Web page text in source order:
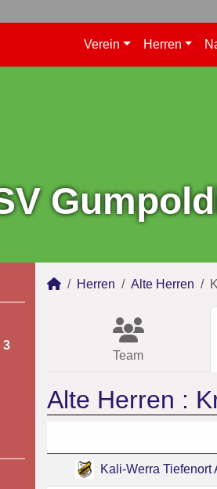
Verein Herren
3
Herren Alte Herren
Team
Alte Herren :
Kali-Werra Tiefenort